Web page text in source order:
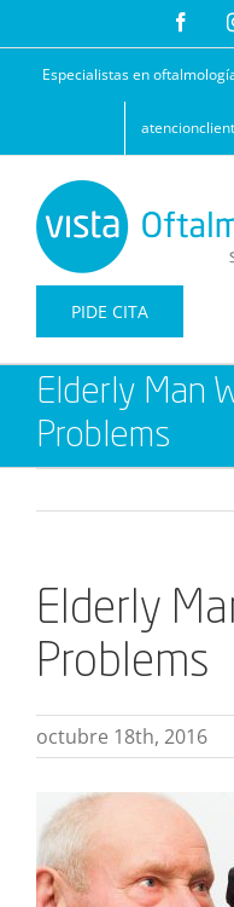
contenidoEspecialistas en
PIDE CITA
Elderly Man
Problems
Elderly
Problems
octubre 18th, 2016